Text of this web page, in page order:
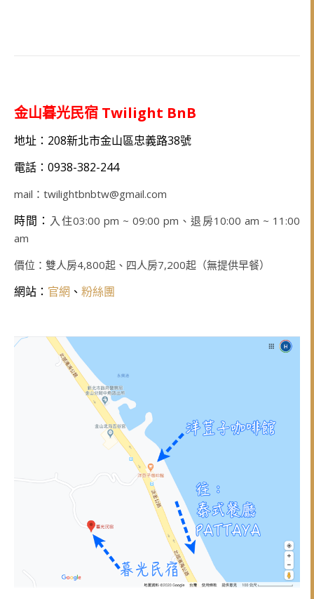
金山暮光民宿 Twilight BnB
地址：208新北市金山區忠義路38號
電話：0938-382-244
mail： twilightbnbtw@gmail.com
時間： 入住03:00 pm ~ 09:00 pm、退房10:00 am ~ 11:00
am
價位：雙人房4,800起、四人房7,200起（無提供早餐）
網站： 官網 、 粉絲團